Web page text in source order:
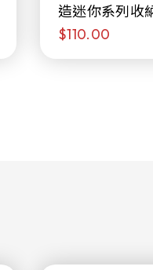
造迷你系列收
日限定發售)
$110.00